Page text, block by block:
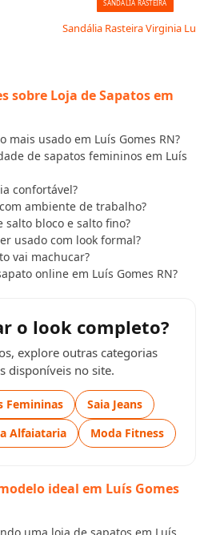
SANDÁLIA RASTEIRA
Sandália Rasteira Virginia Luxo
sobre Loja de Sapatos em
mais usado em Luís Gomes RN?
de sapatos femininos em Luís
confortável?
ambiente de trabalho?
bloco e salto fino?
usado com look formal?
vai machucar?
online em Luís Gomes RN?
o look completo?
explore outras categorias
disponíveis no site.
Femininas
Saia Jeans
Alfaiataria Moda Fitness
ideal em Luís Gomes